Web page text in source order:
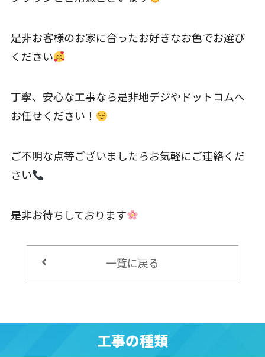
是非お客様のお家に合ったお好きなお色でお選び
ください
丁寧、安心な工事なら是非地デジやドットコムへ
お任せください！
ご不明な点等ございましたらお気軽にご連絡くだ
さい
是非お待ちしております
一覧に戻る
工事の種類